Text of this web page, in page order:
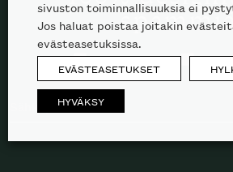
Kuluttajille
sivuston toiminnallisuuksia ei
Jos haluat poistaa joitakin
evästeasetuksissa.
EVÄSTEASETUKSET
HYVÄKSY